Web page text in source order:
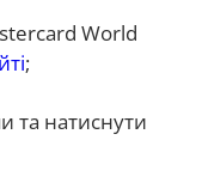
World
;
та натиснути